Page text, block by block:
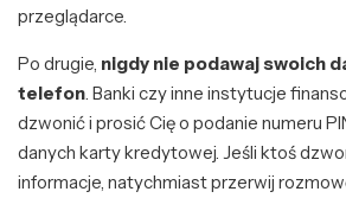
przeglądarce.
Po drugie, nigdy nie podawaj swoich
telefon. Banki czy inne instytucje
dzwonić i prosić Cię o podanie numeru
danych karty kredytowej. Jeśli ktoś
informacje, natychmiast przerwij